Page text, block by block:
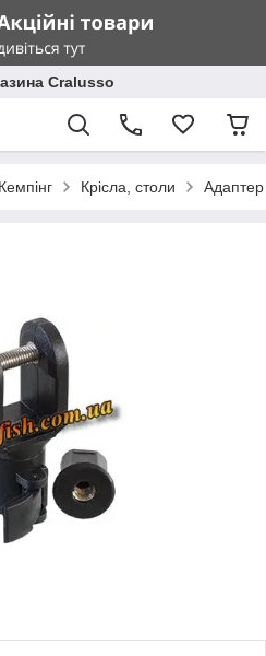
Cralusso
Кемпінг Крісла, столи Адаптер